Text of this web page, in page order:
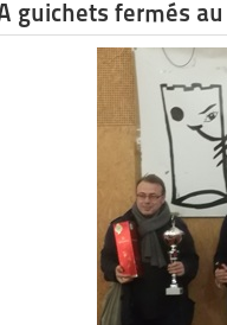
guichets fermés au